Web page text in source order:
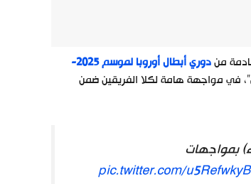
من
دوري أبطال أوروبا لموسم 2025-
في مواجهة هامة لكلا الفريقين ضمن
بمواجهات
pic.twitter.com/